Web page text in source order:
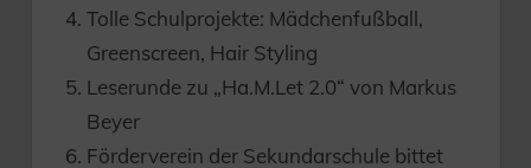
Tolle Schulprojekte: Mädchenfußball,
Greenscreen, Hair Styling
Leserunde zu „Ha.M.Let 2.0“ von Markus
Beyer
Förderverein der Sekundarschule bittet